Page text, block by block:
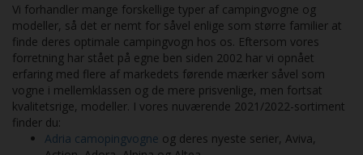
Vi forhandler mange forskellige typer af campingvogne og
modeller, så det er nemt for såvel enlige som større familier at
finde deres optimale campingvogn hos os. Eftersom vores
forretning har stået på egne ben siden 2002 har vi opnået
erfaring med flere af markedets førende mærker såvel som
vogne i mellemklassen og de mere prisvenlige, men fortsat
kvalitetsrige, modeller. I vores nuværende 2021/2022-sortiment
finder du:
Adria camopingvogne og deres nyeste serier, Aviva,